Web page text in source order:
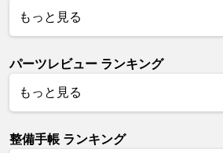
もっと見る
パーツレビュー ランキング
もっと見る
整備手帳 ランキング